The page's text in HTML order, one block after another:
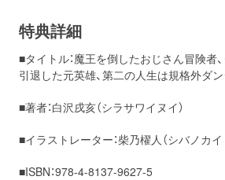
特典詳細
■タイトル：魔王を倒したおじさん冒険者
引退した元英雄、第二の人生は規格外ダ
■著者：白沢戌亥（シラサワイヌイ）
■イラストレーター：柴乃櫂人（シバノカイ
■ISBN：978-4-8137-9627-5